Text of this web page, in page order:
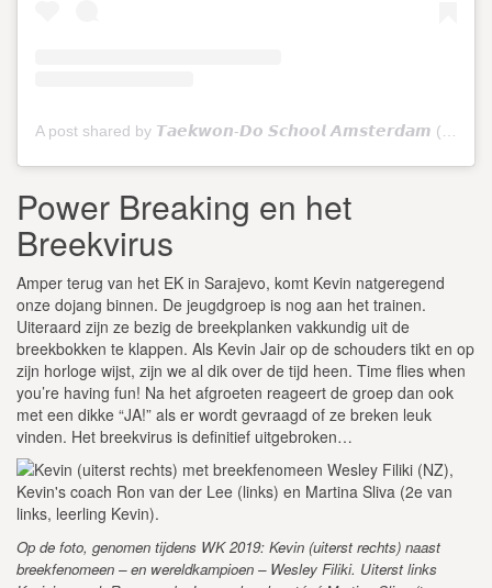
Power Breaking en het
Breekvirus
Amper terug van het EK in Sarajevo, komt Kevin natgeregend
onze dojang binnen. De jeugdgroep is nog aan het trainen.
Uiteraard zijn ze bezig de breekplanken vakkundig uit de
breekbokken te klappen. Als Kevin Jair op de schouders tikt en op
zijn horloge wijst, zijn we al dik over de tijd heen. Time flies when
you’re having fun! Na het afgroeten reageert de groep dan ook
met een dikke “JA!” als er wordt gevraagd of ze breken leuk
vinden. Het breekvirus is definitief uitgebroken…
Op de foto, genomen tijdens WK 2019: Kevin (uiterst rechts) naast
breekfenomeen – en wereldkampioen – Wesley Filiki. Uiterst links